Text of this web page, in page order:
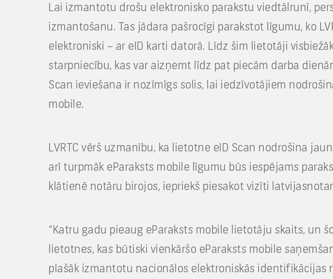
Lai izmantotu drošu elektronisko parakstu viedtālrunī,
izmantošanu. Tas jādara pašrocīgi parakstot līgumu, ko
elektroniski – ar eID karti datorā. Līdz šim lietotāji
starpniecību, kas var aizņemt līdz pat piecām darba
Scan ieviešana ir nozīmīgs solis, lai iedzīvotājiem
mobile.
LVRTC vērš uzmanību, ka lietotne eID Scan nodrošina
arī turpmāk eParaksts mobile līgumu būs iespējams
klātienē notāru birojos, iepriekš piesakot vizīti
“Katru gadu pieaug eParaksts mobile lietotāju skaits, un
lietotnes, kas būtiski vienkāršo eParaksts mobile
plašāk izmantotu nacionālos elektroniskās identifikācijas